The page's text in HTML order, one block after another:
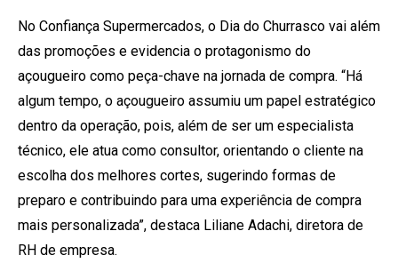
No Confiança Supermercados, o Dia do Churrasco vai além
das promoções e evidencia o protagonismo do
açougueiro como peça-chave na jornada de compra. “Há
algum tempo, o açougueiro assumiu um papel estratégico
dentro da operação, pois, além de ser um especialista
técnico, ele atua como consultor, orientando o cliente na
escolha dos melhores cortes, sugerindo formas de
preparo e contribuindo para uma experiência de compra
mais personalizada”, destaca Liliane Adachi, diretora de
RH de empresa.